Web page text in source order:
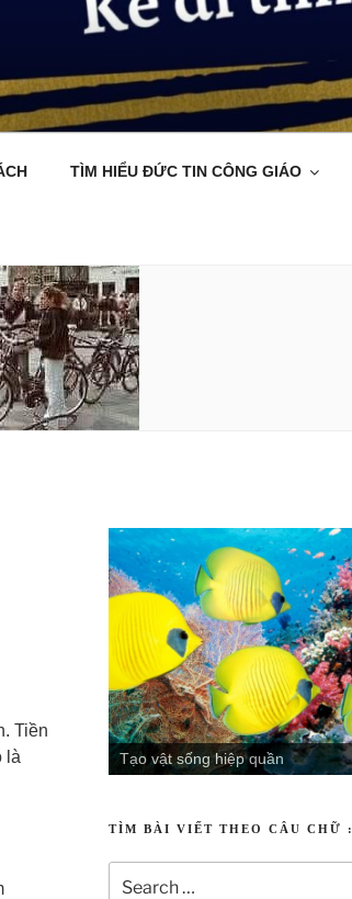
TÌM HIỂU ĐỨC TIN CÔNG GIÁO
Tiền
là
Tạo vật sống hiệp quần
Tạo vật sinh động
TÌM BÀI VIẾT THEO CÂU CHỮ :